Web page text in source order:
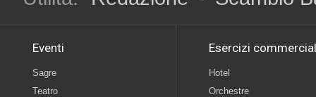
Eventi
Sagre
Teatro
Esercizi
Hotel
Orchestre